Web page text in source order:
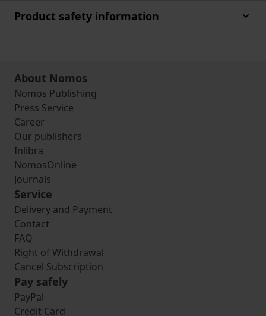
Product safety information
About Nomos
Nomos Publishing
Press Service
Career
Our publishers
Inlibra
NomosOnline
Journals
Service
Delivery and Payment
Contact
FAQ
Right of Withdrawal
Cancel Subscription
Pay safely
PayPal
Credit Card